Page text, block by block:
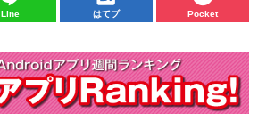
Line はてブ Pocket